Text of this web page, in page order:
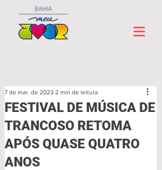
FESTIVAL DE MÚSICA DE
TRANCOSO RETOMA
APÓS QUASE QUATRO
ANOS
7 de mar. de 2023 2 min de leitura